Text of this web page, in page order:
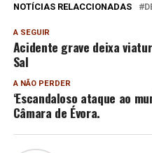
NOTÍCIAS RELACCIONADAS
A SEGUIR
Acidente grave deixa
Sal
A NÃO PERDER
‘Escandaloso ataque ao
Câmara de Évora.